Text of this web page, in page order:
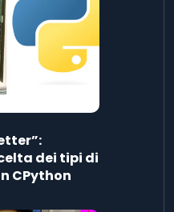
dei tipi di
CPython